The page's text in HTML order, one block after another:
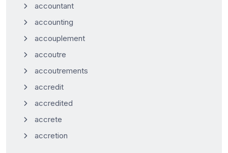
accountant
accounting
accouplement
accoutre
accoutrements
accredit
accredited
accrete
accretion